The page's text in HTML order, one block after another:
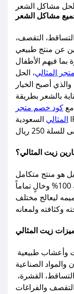
مشاكل الشعر
التقصف،
عن منتج طبيعي
بما فيهم الأطفال
متجر المثالي، الحل
أصبح الخيار
بالشعر بطريقة
كود خصم متجر
المثالي السعودية IPNPWF من صحصح كوبون يتيح لك خصم
زيت المثالي؟
هو منتج متكامل
للعناية بالشعر يعتمد على تركيبة طبيعية 100% وخالٍ تماماً
ليعالج مختلف
والمواد الصناعية
والفراغات